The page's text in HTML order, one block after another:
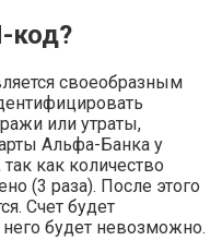
код?
своеобразным
или утраты,
Альфа-Банка у
как количество
(3 раза). После этого
Счет будет
него будет невозможно.